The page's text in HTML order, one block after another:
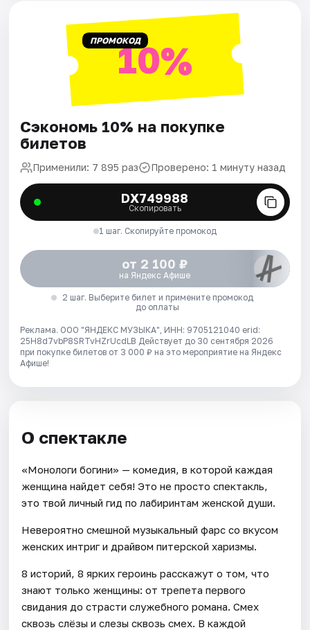
ПРОМОКОД10%
Сэкономь 10% на покупке
билетов
Применили: 7 895 раз Проверено: 1 минуту назад
DX749988
Скопировать
1 шаг. Скопируйте промокод
от 2 100 ₽
на Яндекс Афише
2 шаг. Выберите билет и примените промокод
до оплаты
Реклама. ООО "ЯНДЕКС МУЗЫКА", ИНН: 9705121040 erid:
25H8d7vbP8SRTvHZrUcdLB Действует до 30 сентября 2026
при покупке билетов от 3 000 ₽ на это мероприятие на Яндекс
Афише!
О спектакле
«Монологи богини» — комедия, в которой каждая
женщина найдет себя! Это не просто спектакль,
это твой личный гид по лабиринтам женской души.
Невероятно смешной музыкальный фарс со вкусом
женских интриг и драйвом питерской харизмы.
8 историй, 8 ярких героинь расскажут о том, что
знают только женщины: от трепета первого
свидания до страсти служебного романа. Смех
сквозь слёзы и слезы сквозь смех. В каждой